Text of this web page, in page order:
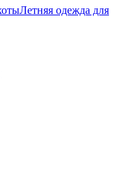
Летняя одежда для